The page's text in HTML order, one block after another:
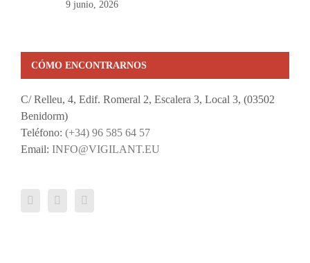
9 junio, 2026
CÓMO ENCONTRARNOS
C/ Relleu, 4, Edif. Romeral 2, Escalera 3, Local 3, (03502
Benidorm)
Teléfono: (+34) 96 585 64 57
Email: INFO@VIGILANT.EU